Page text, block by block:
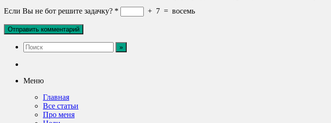
Если Вы не бот решите задачку? * + 7 = восемь
Меню
Главная
Все статьи
Про меня